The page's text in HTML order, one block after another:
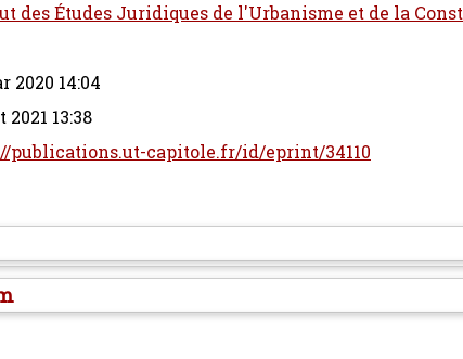
des Études Juridiques de l'Urbanisme et de la
2020 14:04
2021 13:38
publications.ut-capitole.fr/id/eprint/34110